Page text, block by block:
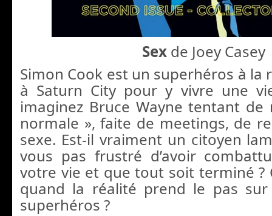
Sexde Joey Casey
Simon Cook est un superhéros à
à Saturn City pour y vivre une
imaginez Bruce Wayne tentant de
normale », faite de meetings, de
sexe. Est-il vraiment un citoyen
vous pas frustré d’avoir
votre vie et que tout soit terminé ?
quand la réalité prend le pas
superhéros ?